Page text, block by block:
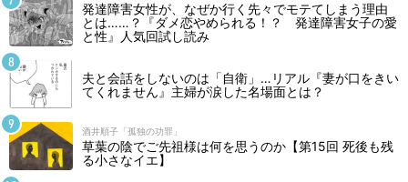
発達障害女性が、なぜか行く先々でモテてしまう理由
とは……？『ダメ恋やめられる！？ 発達障害女子の愛
と性』人気回試し読み
夫と会話をしないのは「自衛」…リアル『妻が口をきい
てくれません』主婦が涙した名場面とは？
酒井順子「孤独の功罪」
草葉の陰でご先祖様は何を思うのか【第15回 死後も残
る小さなイエ】